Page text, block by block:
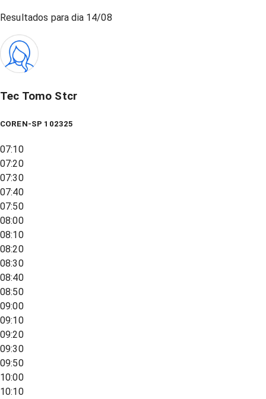
Resultados para dia 14/08
Tec Tomo Stcr
COREN-SP 102325
07:10
07:20
07:30
07:40
07:50
08:00
08:10
08:20
08:30
08:40
08:50
09:00
09:10
09:20
09:30
09:50
10:00
10:10